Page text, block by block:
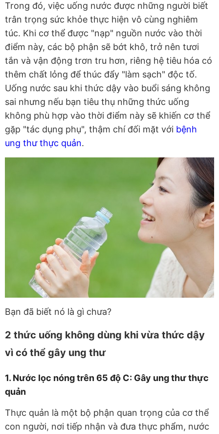
Trong đó, việc uống nước được những người biết
trân trọng sức khỏe thực hiện vô cùng nghiêm
túc. Khi cơ thể được "nạp" nguồn nước vào thời
điểm này, các bộ phận sẽ bớt khô, trở nên tươi
tắn và vận động trơn tru hơn, riêng hệ tiêu hóa có
thêm chất lỏng để thúc đẩy "làm sạch" độc tố.
Uống nước sau khi thức dậy vào buổi sáng không
sai nhưng nếu bạn tiêu thụ những thức uống
không phù hợp vào thời điểm này sẽ khiến cơ thể
gặp "tác dụng phụ", thậm chí đối mặt với bệnh
ung thư thực quản.
Bạn đã biết nó là gì chưa?
2 thức uống không dùng khi vừa thức dậy
vì có thể gây ung thư
1. Nước lọc nóng trên 65 độ C: Gây ung thư thực
quản
Thực quản là một bộ phận quan trọng của cơ thể
con người, nơi tiếp nhận và đưa thực phẩm, nước